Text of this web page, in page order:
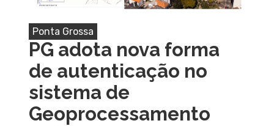
Ponta Grossa
PG adota nova forma
de autenticação no
sistema de
Geoprocessamento